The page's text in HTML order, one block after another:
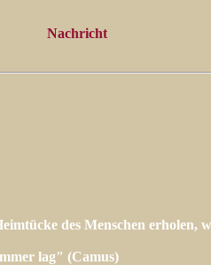
Nachricht
des Menschen erholen,
lag" (Camus)